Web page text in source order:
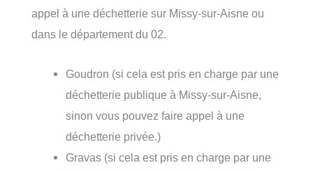
appel à une déchetterie sur Missy-sur-Aisne ou
dans le département du 02.
Goudron (si cela est pris en charge par une
déchetterie publique à Missy-sur-Aisne,
sinon vous pouvez faire appel à une
déchetterie privée.)
Gravas (si cela est pris en charge par une